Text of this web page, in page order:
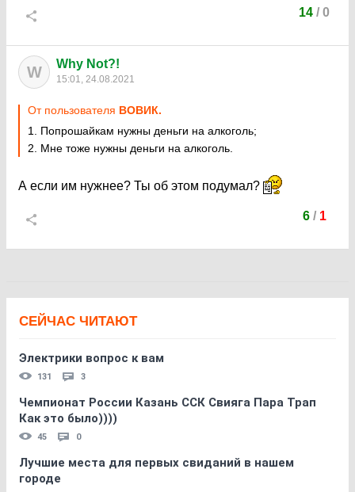
14 / 0
W Why Not?!
15:01, 24.08.2021
От пользователя ВОВИК.
1. Попрошайкам нужны деньги на алкоголь;
2. Мне тоже нужны деньги на алкоголь.
А если им нужнее? Ты об этом подумал?
6/ 1
СЕЙЧАС ЧИТАЮТ
Электрики вопрос к вам
131 3
Чемпионат России Казань ССК Свияга Пара Трап
Как это было))))
45 0
Лучшие места для первых свиданий в нашем
городе